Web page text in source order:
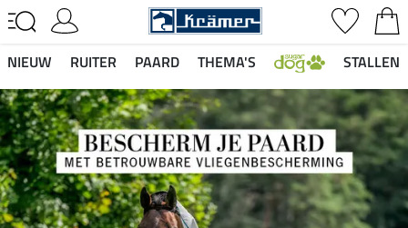
NIEUW RUITER PAARD THEMA'S STALLEN